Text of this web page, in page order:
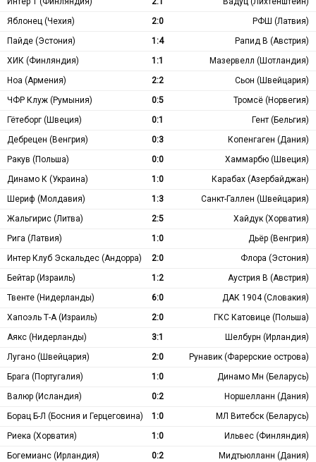
Яблонец (Чехия)
2:0
РФШ (Латвия)
Пайде (Эстония)
1:4
Рапид В (Австрия)
ХИК (Финляндия)
1:1
Мазервелл (Шотландия)
Ноа (Армения)
2:2
Сьон (Швейцария)
ЧФР Клуж (Румыния)
0:5
Тромсё (Норвегия)
Гётеборг (Швеция)
0:1
Гент (Бельгия)
Дебрецен (Венгрия)
0:3
Копенгаген (Дания)
Ракув (Польша)
0:0
Хаммарбю (Швеция)
Динамо К (Украина)
1:0
Карабах (Азербайджан)
Шериф (Молдавия)
1:3
Санкт-Галлен (Швейцария)
Жальгирис (Литва)
2:5
Хайдук (Хорватия)
Рига (Латвия)
1:0
Дьёр (Венгрия)
Интер Клуб Эскальдес (Андорра)
2:0
Флора (Эстония)
Бейтар (Израиль)
1:2
Аустрия В (Австрия)
Твенте (Нидерланды)
6:0
ДАК 1904 (Словакия)
Хапоэль Т-А (Израиль)
2:0
ГКС Катовице (Польша)
Аякс (Нидерланды)
3:1
Шелбурн (Ирландия)
Лугано (Швейцария)
2:0
Рунавик (Фарерские острова)
Брага (Португалия)
1:0
Динамо Мн (Беларусь)
Валюр (Исландия)
0:2
Норшелланн (Дания)
Борац Б-Л (Босния и Герцеговина)
1:0
МЛ Витебск (Беларусь)
Риека (Хорватия)
1:0
Ильвес (Финляндия)
Богемианс (Ирландия)
0:2
Мидтьюлланн (Дания)